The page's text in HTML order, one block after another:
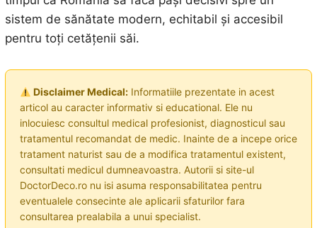
sistem de sănătate modern, echitabil și accesibil
pentru toți cetățenii săi.
Disclaimer Medical:Informatiile prezentate in acest
articol au caracter informativ si educational. Ele nu
inlocuiesc consultul medical profesionist, diagnosticul sau
tratamentul recomandat de medic. Inainte de a incepe orice
tratament naturist sau de a modifica tratamentul existent,
consultati medicul dumneavoastra. Autorii si site-ul
DoctorDeco.ro nu isi asuma responsabilitatea pentru
eventualele consecinte ale aplicarii sfaturilor fara
consultarea prealabila a unui specialist.